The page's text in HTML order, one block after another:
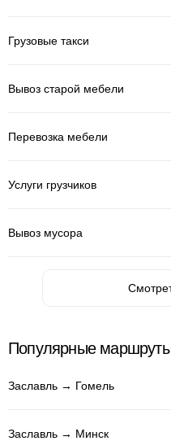
Грузовые такси
Вывоз старой мебели
Перевозка мебели
Услуги грузчиков
Вывоз мусора
Популярные
Заславль → Гомель
Заславль → Минск